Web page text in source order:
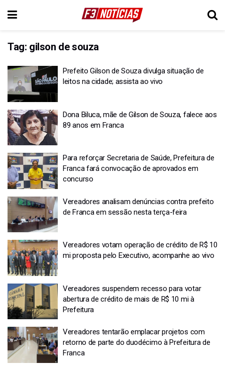
Tag: gilson de souza
Prefeito Gilson de Souza divulga situação de
leitos na cidade; assista ao vivo
Dona Biluca, mãe de Gilson de Souza, falece aos
89 anos em Franca
Para reforçar Secretaria de Saúde, Prefeitura de
Franca fará convocação de aprovados em
concurso
Vereadores analisam denúncias contra prefeito
de Franca em sessão nesta terça-feira
Vereadores votam operação de crédito de R$ 10
mi proposta pelo Executivo, acompanhe ao vivo
Vereadores suspendem recesso para votar
abertura de crédito de mais de R$ 10 mi à
Prefeitura
Vereadores tentarão emplacar projetos com
retorno de parte do duodécimo à Prefeitura de
Franca